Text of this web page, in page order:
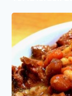
Jamin
o
Hamin